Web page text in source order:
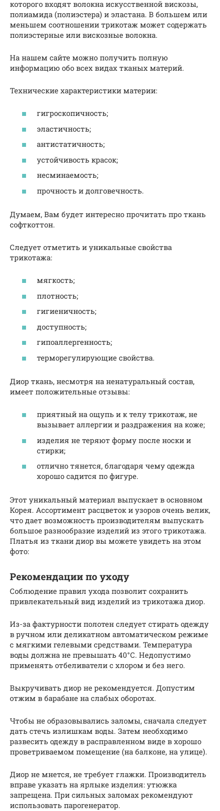
которого входят волокна искусственной вискозы,
полиамида (полиэстера) и эластана. В большем или
меньшем соотношении трикотаж может содержать
полиэстерные или вискозные волокна.
На нашем сайте можно получить полную
информацию обо всех видах тканых материй.
Технические характеристики материи:
гигроскопичность;
эластичность;
антистатичность;
устойчивость красок;
несминаемость;
прочность и долговечность.
Думаем, Вам будет интересно прочитать про ткань
софткоттон.
Следует отметить и уникальные свойства
трикотажа:
мягкость;
плотность;
гигиеничность;
доступность;
гипоаллергенность;
терморегулирующие свойства.
Диор ткань, несмотря на ненатуральный состав,
имеет положительные отзывы:
приятный на ощупь и к телу трикотаж, не
вызывает аллергии и раздражения на коже;
изделия не теряют форму после носки и
стирки;
отлично тянется, благодаря чему одежда
хорошо садится по фигуре.
Этот уникальный материал выпускает в основном
Корея. Ассортимент расцветок и узоров очень велик,
что дает возможность производителям выпускать
большое разнообразие изделий из этого трикотажа.
Платья из ткани диор вы можете увидеть на этом
фото:
Рекомендации по уходу
Соблюдение правил ухода позволит сохранить
привлекательный вид изделий из трикотажа диор.
Из-за фактурности полотен следует стирать одежду
в ручном или деликатном автоматическом режиме
с мягкими гелевыми средствами. Температура
воды должна не превышать 40°С. Недопустимо
применять отбеливатели с хлором и без него.
Выкручивать диор не рекомендуется. Допустим
отжим в барабане на слабых оборотах.
Чтобы не образовывались заломы, сначала следует
дать стечь излишкам воды. Затем необходимо
развесить одежду в расправленном виде в хорошо
проветриваемом помещение (на балконе, на улице).
Диор не мнется, не требует глажки. Производитель
вправе указать на ярлыке изделия: утюжка
запрещена. При сильных заломах рекомендуют
использовать парогенератор.